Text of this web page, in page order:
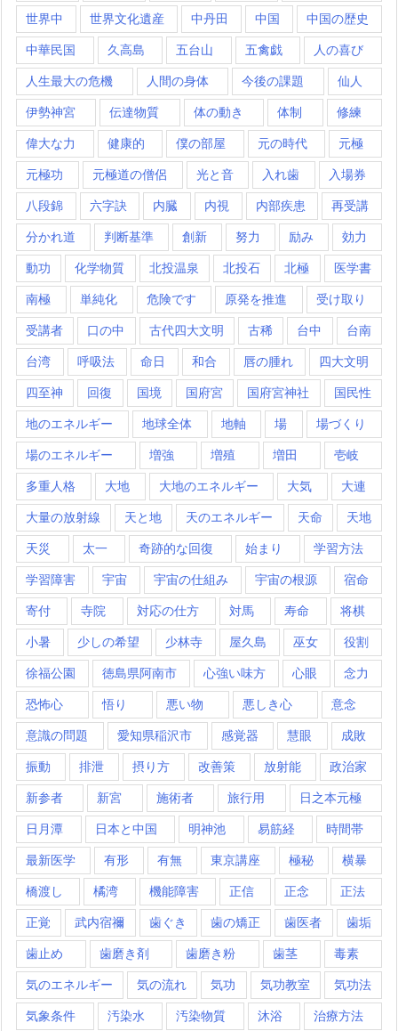
世界中 世界文化遺産 中丹田 中国 中国の歴史
中華民国 久高島 五台山 五禽戯 人の喜び
人生最大の危機 人間の身体 今後の課題 仙人
伊勢神宮 伝達物質 体の動き 体制 修練
偉大な力 健康的 僕の部屋 元の時代 元極
元極功 元極道の僧侶 光と音 入れ歯 入場券
八段錦 六字訣 内臓 内視 内部疾患 再受講
分かれ道 判断基準 創新 努力 励み 効力
動功 化学物質 北投温泉 北投石 北極 医学書
南極 単純化 危険です 原発を推進 受け取り
受講者 口の中 古代四大文明 古稀 台中 台南
台湾 呼吸法 命日 和合 唇の腫れ 四大文明
四至神 回復 国境 国府宮 国府宮神社 国民性
地のエネルギー 地球全体 地軸 場 場づくり
場のエネルギー 増強 増殖 増田 壱岐
多重人格 大地 大地のエネルギー 大気 大連
大量の放射線 天と地 天のエネルギー 天命 天地
天災 太一 奇跡的な回復 始まり 学習方法
学習障害 宇宙 宇宙の仕組み 宇宙の根源 宿命
寄付 寺院 対応の仕方 対馬 寿命 将棋
小暑 少しの希望 少林寺 屋久島 巫女 役割
徐福公園 徳島県阿南市 心強い味方 心眼 念力
恐怖心 悟り 悪い物 悪しき心 意念
意識の問題 愛知県稲沢市 感覚器 慧眼 成敗
振動 排泄 摂り方 改善策 放射能 政治家
新参者 新宮 施術者 旅行用 日之本元極
日月潭 日本と中国 明神池 易筋経 時間帯
最新医学 有形 有無 東京講座 極秘 横暴
橋渡し 橘湾 機能障害 正信 正念 正法
正覚 武内宿禰 歯ぐき 歯の矯正 歯医者 歯垢
歯止め 歯磨き剤 歯磨き粉 歯茎 毒素
気のエネルギー 気の流れ 気功 気功教室 気功法
気象条件 汚染水 汚染物質 沐浴 治療方法